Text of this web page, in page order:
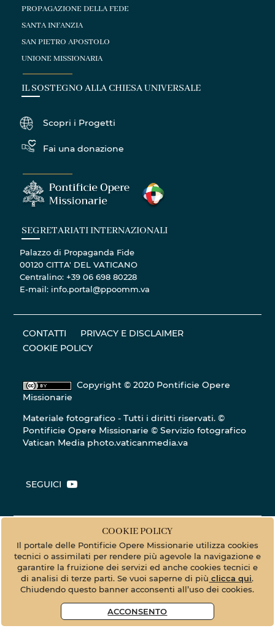
PROPAGAZIONE DELLA FEDE
SANTA INFANZIA
SAN PIETRO APOSTOLO
UNIONE MISSIONARIA
IL SOSTEGNO ALLA CHIESA UNIVERSALE
Scopri i Progetti
Fai una donazione
SEGRETARIATI INTERNAZIONALI
Palazzo di Propaganda Fide
00120 CITTA' DEL VATICANO
Centralino: +39 06 698 80228
E-mail: info.portal@ppoomm.va
CONTATTI
PRIVACY E DISCLAIMER
COOKIE POLICY
Copyright © 2020 Pontificie Opere
Missionarie
Materiale fotografico - Tutti i diritti riservati. ©
Pontificie Opere Missionarie © Servizio fotografico
Vatican Media photo.vaticanmedia.va
SEGUICI
COOKIE POLICY
Il portale delle Pontificie Opere Missionarie utilizza cookies
tecnici o assimilati per rendere più agevole la navigazione e
garantire la fruizione dei servizi ed anche cookies tecnici e
di analisi di terze parti. Se vuoi saperne di più clicca qui.
Chiudendo questo banner acconsenti all’uso dei cookies.
ACCONSENTO